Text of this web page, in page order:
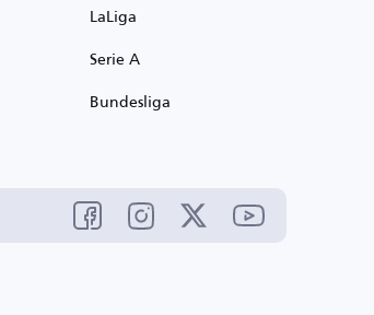
LaLiga
Serie A
Bundesliga